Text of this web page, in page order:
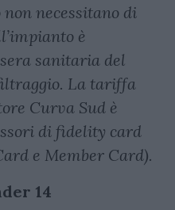
necessitano di
è
sanitaria del
La tariffa
Curva Sud è
di fidelity card
e Member Card).
14